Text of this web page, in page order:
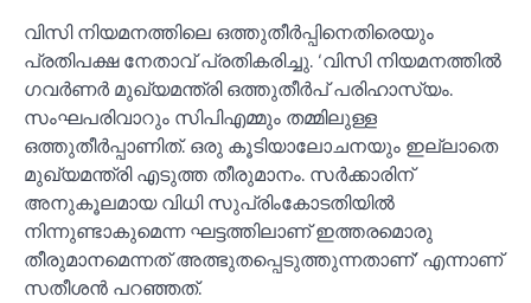
വിസി നിയമനത്തിലെ ഒത്തുതീർപ്പിനെതിരെയും
പ്രതിപക്ഷ നേതാവ് പ്രതികരിച്ചു. ‘വിസി നിയമനത്തില്‍
ഗവർണർ മുഖ്യമന്ത്രി ഒത്തുതീർപ് പരിഹാസ്യം.
സംഘപരിവാറും സിപിഎമ്മും തമ്മിലുള്ള
ഒത്തുതീർപ്പാണിത്. ഒരു കൂടിയാലോചനയും ഇല്ലാതെ
മുഖ്യമന്ത്രി എടുത്ത തീരുമാനം. സർക്കാരിന്
അനുകൂലമായ വിധി സുപ്രിംകോടതിയില്‍
നിന്നുണ്ടാകുമെന്ന ഘട്ടത്തിലാണ് ഇത്തരമൊരു
തീരുമാനമെന്നത് അത്ഭുതപ്പെടുത്തുന്നതാണ്’ എന്നാണ്
സതീശൻ പറഞ്ഞത്.